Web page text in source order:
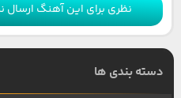
نظری برای این آهنگ ارسال
دسته بندی ها